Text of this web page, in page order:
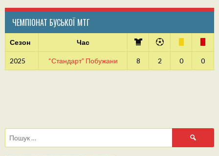
ЧЕМПІОНАТ БУСЬКОЇ МТГ
Сезон Час
2025 “Стандарт” Побужани 8 2 0 0
Пошук: